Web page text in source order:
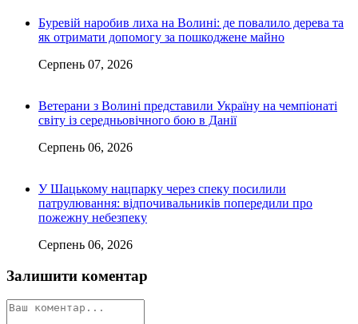
Буревій наробив лиха на Волині: де повалило дерева та
як отримати допомогу за пошкоджене майно
Серпень 07, 2026
Ветерани з Волині представили Україну на чемпіонаті
світу із середньовічного бою в Данії
Серпень 06, 2026
У Шацькому нацпарку через спеку посилили
патрулювання: відпочивальників попередили про
пожежну небезпеку
Серпень 06, 2026
Залишити коментар